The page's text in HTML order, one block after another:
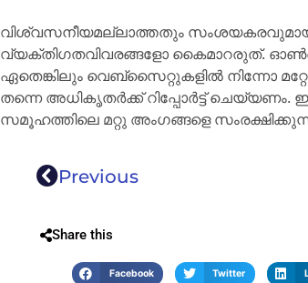
വിശ്വസനീയമല്ലാത്തതും സംശയകരവുമായ
വ്യക്തിഗതവിവരങ്ങളോ കൈമാറരുത്.
ഏതെങ്കിലും വെബ്സൈറ്റുകളിൽ നിന്നോ
തന്നെ അധികൃതർക്ക് റിപ്പോർട്ട്
സമൂഹത്തിലെ മറ്റു അംഗങ്ങളെ
Previous
Share this
Facebook Twitter